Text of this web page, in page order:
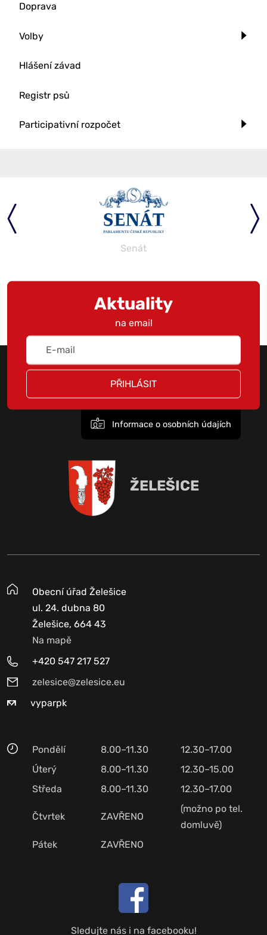
Doprava
Volby
Hlášení závad
Registr psů
Participativní rozpočet
Senát
Aktuality
na email
PŘIHLÁSIT
Informace o osobních údajích
ŽELEŠICE
Obecní úřad Želešice
ul. 24. dubna 80
Želešice, 664 43
Na mapě
+420 547 217 527
zelesice@zelesice.eu
vyparpk
Pondělí 8.00–11.30
12.30–17.00
Úterý
8.00–11.30
12.30–15.00
Středa
8.00–11.30 12.30–17.00
Čtvrtek ZAVŘENO
(možno po tel.
domluvě)
Pátek
ZAVŘENO
Sledujte nás i na facebooku!